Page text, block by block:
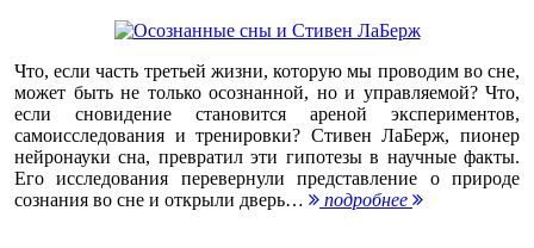
Что, если часть третьей жизни, которую мы проводим во сне,
может быть не только осознанной, но и управляемой? Что,
если сновидение становится ареной экспериментов,
самоисследования и тренировки? Стивен ЛаБерж, пионер
нейронауки сна, превратил эти гипотезы в научные факты.
Его исследования перевернули представление о природе
сознания во сне и открыли дверь…
подробнее